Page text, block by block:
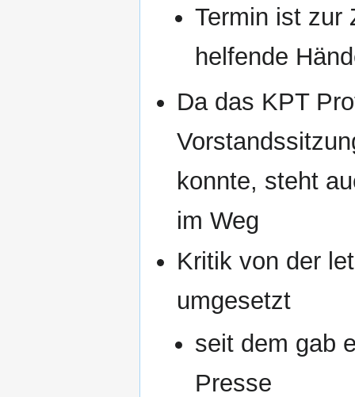
Termin ist zur
helfende
Da das KPT
konnte, steht
im Weg
Kritik von der
umgesetzt
seit dem gab
Presse